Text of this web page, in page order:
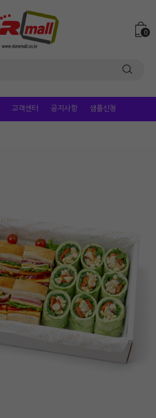
0
고객센터 공지사항 샘플신청